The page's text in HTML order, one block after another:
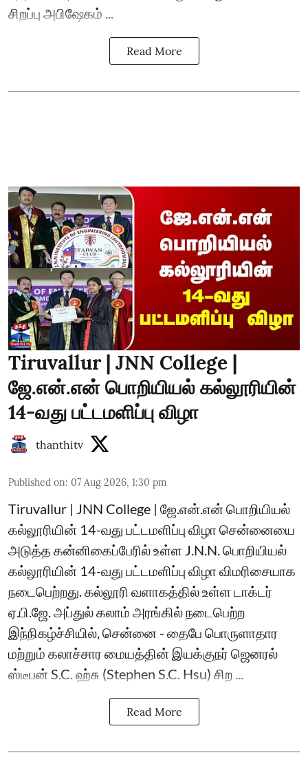
சிறப்பு அபிஷேகம் ...
Read More
Tiruvallur | JNN College |
ஜே.என்.என் பொறியியல் கல்லூரியின்
14-வது பட்டமளிப்பு விழா
thanthitv
Published on: 07 Aug 2026, 1:30 pm
Tiruvallur | JNN College | ஜே.என்.என் பொறியியல்
கல்லூரியின் 14-வது பட்டமளிப்பு விழா சென்னையை
அடுத்த கன்னிகைப்பேரில் உள்ள J.N.N. பொறியியல்
கல்லூரியின் 14-வது பட்டமளிப்பு விழா விமரிசையாக
நடைபெற்றது. கல்லூரி வளாகத்தில் உள்ள டாக்டர்
ஏ.பி.ஜே. அப்துல் கலாம் அரங்கில் நடைபெற்ற
இந்நிகழ்ச்சியில், சென்னை - தைபே பொருளாதார
மற்றும் கலாச்சார மையத்தின் இயக்குநர் ஜெனரல்
ஸ்டீபன் S.C. ஹ்சு (Stephen S.C. Hsu) சிற ...
Read More